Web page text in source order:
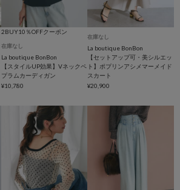
2BUY10％OFFクーポン
在庫なし
La boutique BonBon
【スタイルUP効果】Vネックペ
プラムカーディガン
¥10,780
在庫なし
La boutique BonBon
【セットアップ可・美シルエッ
ト】ポプリンアシメマーメイド
スカート
¥20,900